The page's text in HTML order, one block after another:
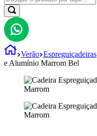
Verão Espreguiçadeiras
e Alumínio Marrom Bel